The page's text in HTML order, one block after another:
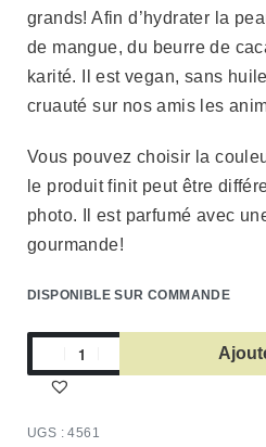
grands! Afin d’hydrater la
de mangue, du beurre de
karité. Il est vegan, sans
cruauté sur nos amis les
Vous pouvez choisir la
le produit finit peut être
photo. Il est parfumé avec
gourmande!
DISPONIBLE SUR COMMANDE
4561